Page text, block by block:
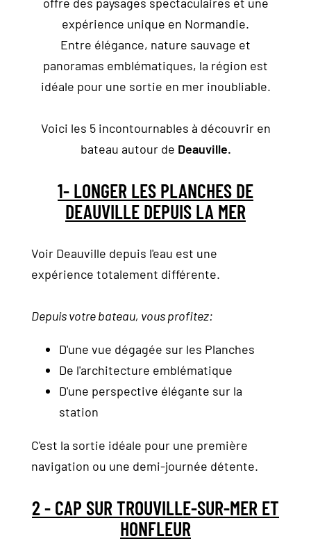
expérience unique en Normandie.
Entre élégance, nature sauvage et
panoramas emblématiques, la région est
idéale pour une sortie en mer inoubliable.
Voici les 5 incontournables à découvrir en
bateau autour de Deauville.
1- LONGER LES PLANCHES DE
DEAUVILLE DEPUIS LA MER
Voir Deauville depuis l'eau est une
expérience totalement différente.
Depuis votre bateau, vous profitez:
D'une vue dégagée sur les Planches
De l'architecture emblématique
D'une perspective élégante sur la
station
C'est la sortie idéale pour une première
navigation ou une demi-journée détente.
2 - CAP SUR TROUVILLE-SUR-MER ET
HONFLEUR